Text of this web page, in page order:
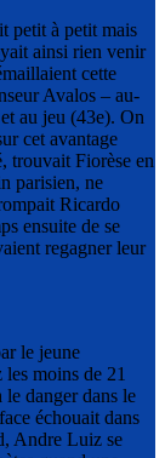
petit à petit mais
ainsi rien venir
cette
Avalos – au-
au jeu (43e). On
cet avantage
trouvait Fiorèse en
parisien, ne
Ricardo
ensuite de se
regagner leur
le jeune
moins de 21
danger dans le
échouait dans
Andre Luiz se